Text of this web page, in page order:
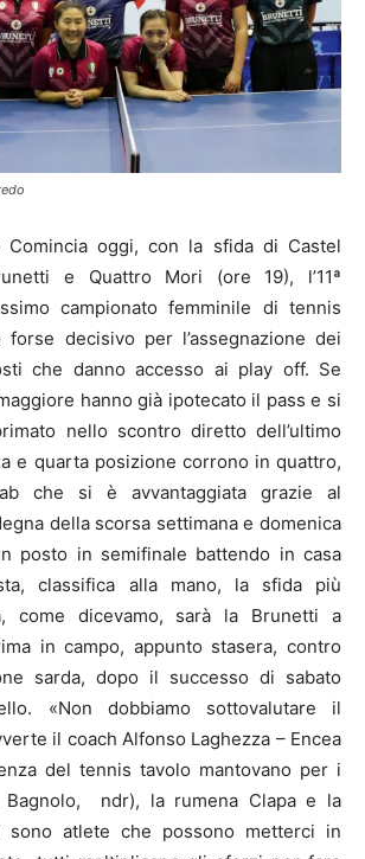
Comincia oggi, con la sfida di Castel
e Quattro Mori (ore 19), l’11ª
campionato femminile di tennis
decisivo per l’assegnazione dei
che danno accesso ai play off. Se
hanno già ipotecato il pass e si
nello scontro diretto dell’ultimo
e quarta posizione corrono in quattro,
che si è avvantaggiata grazie al
della scorsa settimana e domenica
posto in semifinale battendo in casa
classifica alla mano, la sfida più
come dicevamo, sarà la Brunetti a
in campo, appunto stasera, contro
sarda, dopo il successo di sabato
«Non dobbiamo sottovalutare il
il coach Alfonso Laghezza – Encea
del tennis tavolo mantovano per i
Bagnolo, ndr), la rumena Clapa e la
sono atlete che possono metterci in